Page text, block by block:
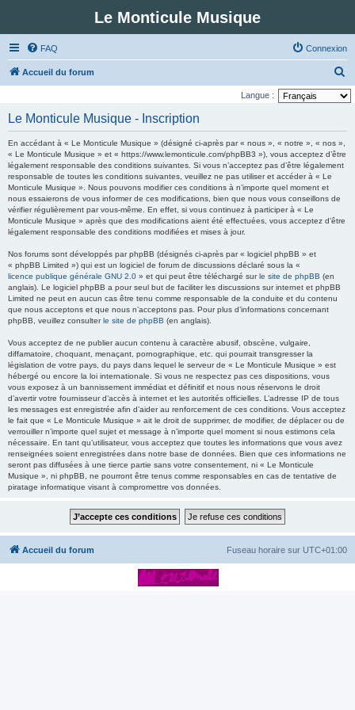
Le Monticule Musique
FAQ Connexion
Accueil du forum
e
Langue :
Le Monticule Musique - Inscription
En accédant à « Le Monticule Musique » (désigné ci-après par « nous », « notre », « nos »,
« Le Monticule Musique » et « https://www.lemonticule.com/phpBB3 »), vous acceptez d’être
légalement responsable des conditions suivantes. Si vous n’acceptez pas d’être légalement
responsable de toutes les conditions suivantes, veuillez ne pas utiliser et accéder à « Le
Monticule Musique ». Nous pouvons modifier ces conditions à n’importe quel moment et
nous essaierons de vous informer de ces modifications, bien que nous vous conseillons de
vérifier régulièrement par vous-même. En effet, si vous continuez à participer à « Le
Monticule Musique » après que des modifications aient été effectuées, vous acceptez d’être
légalement responsable des conditions modifiées et mises à jour.
Nos forums sont développés par phpBB (désignés ci-après par « logiciel phpBB » et
« phpBB Limited ») qui est un logiciel de forum de discussions déclaré sous la «
licence publique générale GNU 2.0 » et qui peut être téléchargé surle site de phpBB (en
anglais). Le logiciel phpBB a pour seul but de faciliter les discussions sur internet et phpBB
Limited ne peut en aucun cas être tenu comme responsable de la conduite et du contenu
que nous acceptons et que nous n’acceptons pas. Pour plus d’informations concernant
phpBB, veuillez consulterle site de phpBB (en anglais).
Vous acceptez de ne publier aucun contenu à caractère abusif, obscène, vulgaire,
diffamatoire, choquant, menaçant, pornographique, etc. qui pourrait transgresser la
législation de votre pays, du pays dans lequel le serveur de « Le Monticule Musique » est
hébergé ou encore la loi internationale. Si vous ne respectez pas ces dispositions, vous
vous exposez à un bannissement immédiat et définitif et nous nous réservons le droit
d’avertir votre fournisseur d’accès à internet et les autorités officielles. L’adresse IP de tous
les messages est enregistrée afin d’aider au renforcement de ces conditions. Vous acceptez
le fait que « Le Monticule Musique » ait le droit de supprimer, de modifier, de déplacer ou de
verrouiller n’importe quel sujet et message à n’importe quel moment si nous estimons cela
nécessaire. En tant qu’utilisateur, vous acceptez que toutes les informations que vous avez
renseignées soient enregistrées dans notre base de données. Bien que ces informations ne
seront pas diffusées à une tierce partie sans votre consentement, ni « Le Monticule
Musique », ni phpBB, ne pourront être tenus comme responsables en cas de tentative de
piratage informatique visant à compromettre vos données.
Accueil du forum Fuseau horaire sur UTC+01:00